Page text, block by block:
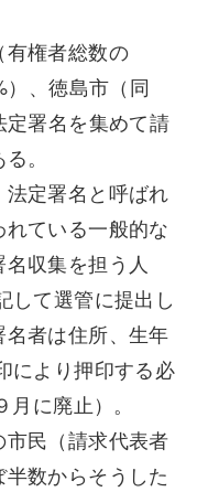
権者総数の
、徳島市（同
署名を集めて請
。
定署名と呼ばれ
ている一般的な
収集を担う人
して選管に提出し
者は住所、生年
により押印する必
に廃止）。
民（請求代表者
数からそうした